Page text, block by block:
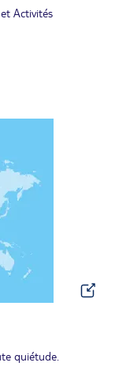
Activités
quiétude.